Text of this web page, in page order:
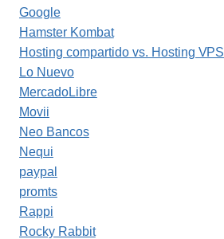
Google
Hamster Kombat
Hosting compartido vs. Hosting VPS
Lo Nuevo
MercadoLibre
Movii
Neo Bancos
Nequi
paypal
promts
Rappi
Rocky Rabbit